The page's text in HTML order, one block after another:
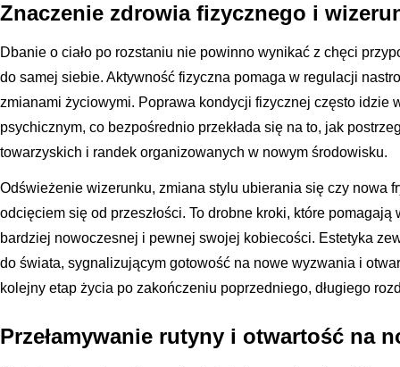
Znaczenie zdrowia fizycznego i
Dbanie o ciało po rozstaniu nie powinno wynikać z chęci
do samej siebie. Aktywność fizyczna pomaga w regulacji
zmianami życiowymi. Poprawa kondycji fizycznej często idzie
psychicznym, co bezpośrednio przekłada się na to, jak
towarzyskich i randek organizowanych w nowym środowisku.
Odświeżenie wizerunku, zmiana stylu ubierania się czy nowa
odcięciem się od przeszłości. To drobne kroki, które
bardziej nowoczesnej i pewnej swojej kobiecości. Estetyka
do świata, sygnalizującym gotowość na nowe wyzwania i
kolejny etap życia po zakończeniu poprzedniego, długiego
Przełamywanie rutyny i otwartość na